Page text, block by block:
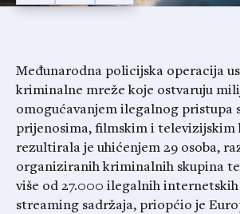
Međunarodna policijska operacija
kriminalne mreže koje ostvaruju
omogućavanjem ilegalnog pristupa
prijenosima, filmskim i televizijskim
rezultirala je uhićenjem 29 osoba,
organiziranih kriminalnih skupina
više od 27.000 ilegalnih
streaming sadržaja, priopćio je